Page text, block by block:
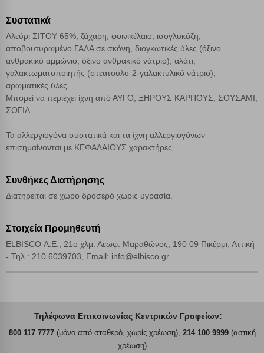
Συστατικά
Αλεύρι ΣΙΤΟΥ 65%, ζάχαρη, φοινικέλαιο, ισογλυκόζη,
αποβουτυρωμένο ΓΑΛΑ σε σκόνη, διογκωτικές ύλες (όξινο
ανθρακικό αμμώνιο, όξινο ανθρακικό νάτριο), αλάτι,
γαλακτωματοποιητής (στεατοϋλο-2-γαλακτυλικό νάτριο),
αρωματικές ύλες.
Μπορεί να περιέχει ίχνη από ΑΥΓΟ, ΞΗΡΟΥΣ ΚΑΡΠΟΥΣ, ΣΟΥΣΑΜΙ,
ΣΟΓΙΑ.
Τα αλλεργιογόνα συστατικά και τα ίχνη αλλεργιογόνων
επισημαίνονται με ΚΕΦΑΛΑΙΟΥΣ χαρακτήρες.
Συνθήκες Διατήρησης
Διατηρείται σε χώρο δροσερό χωρίς υγρασία.
Στοιχεία Προμηθευτή
ELBISCO Α.Ε., 21ο χλμ. Λεωφ. Μαραθώνος, 190 09 Πικέρμι, Αττική
- Τηλ.: 210 6039703, Email: info@elbisco.gr
Τηλέφωνα Επικοινωνίας Κεντρικών Γραφείων:
800 117 7777(μόνο από σταθερό, χωρίς χρέωση), 214 100 9999(αστική
χρέωση)
Αποδοχή όλων